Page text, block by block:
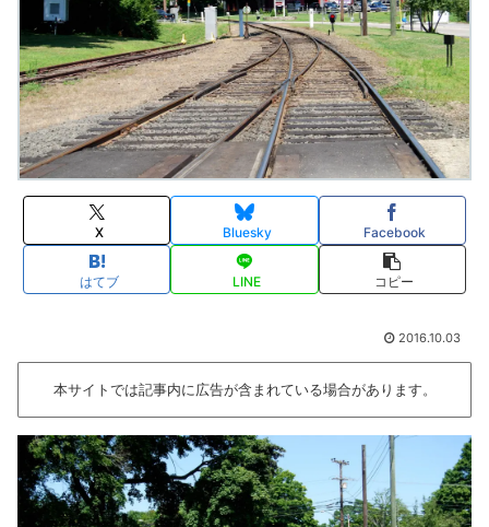
X Bluesky Facebook
はてブ LINE コピー
2016.10.03
本サイトでは記事内に広告が含まれている場合があります。